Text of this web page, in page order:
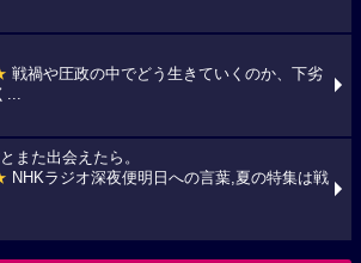
戦禍や圧政の中でどう生きていくのか、下劣
また出会えたら。
NHKラジオ深夜便明日への言葉,夏の特集は戦